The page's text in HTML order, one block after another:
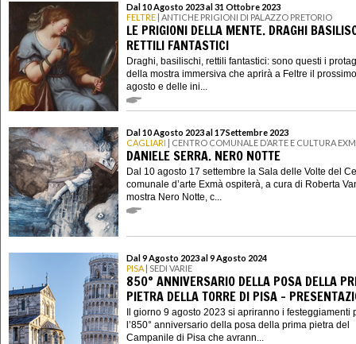
Dal 10 Agosto 2023 al 31 Ottobre 2023
FELTRE | ANTICHE PRIGIONI DI PALAZZO PRETORIO
LE PRIGIONI DELLA MENTE. DRAGHI
RETTILI FANTASTICI
Draghi, basilischi, rettili fantastici: sono questi i
della mostra immersiva che aprirà a Feltre il
agosto e delle ini...
Dal 10 Agosto 2023 al 17 Settembre 2023
CAGLIARI | CENTRO COMUNALE D’ARTE E CULTURA
DANIELE SERRA. NERO NOTTE
Dal 10 agosto 17 settembre la Sala delle Volte del
comunale d’arte Exmà ospiterà, a cura di Roberta
mostra Nero Notte, c...
Dal 9 Agosto 2023 al 9 Agosto 2024
PISA | SEDI VARIE
850° ANNIVERSARIO DELLA POSA DELLA
PIETRA DELLA TORRE DI PISA -
Il giorno 9 agosto 2023 si apriranno i festeggiamenti
l’850° anniversario della posa della prima pietra del
Campanile di Pisa che avrann...